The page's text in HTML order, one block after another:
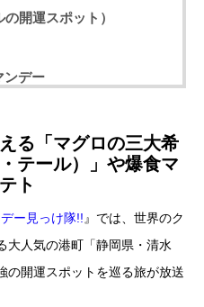
開運スポット）
ンデー
る「マグロの三大希
テール）」や爆食マ
ト
ー見っけ隊!! 』では、世界のク
大人気の港町「静岡県・清水
の開運スポットを巡る旅が放送